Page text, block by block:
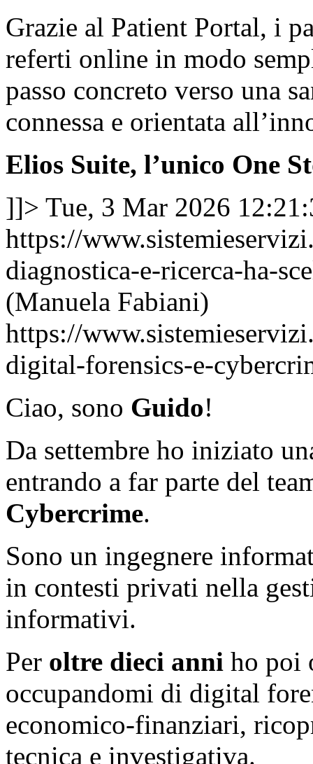
Grazie al Patient Portal, i
referti online in modo
passo concreto verso una
connessa e orientata
Elios Suite, l’unico One
]]> Tue, 3 Mar 2026
https://
diagnostica-e-ricerca-ha-
(Manuela Fabiani)
https://
digital-forensics-e-
Ciao, sono Guido!
Da settembre ho iniziato
entrando a far parte del
Cybercrime.
Sono un ingegnere
in contesti privati nella
informativi.
Per oltre dieci anni ho poi
occupandomi di digital
economico-finanziari,
tecnica e investigativa.